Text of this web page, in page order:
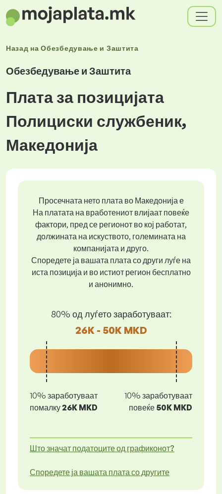
Назад наОбезбедување и Заштита
Обезбедување и Заштита
Плата за позицијата
Полициски службеник,
Македонија
Просечната нето плата во Македонија е
На платата на вработениот влијаат повеќе
фактори, пред се регионот во кој работат,
должината на искуството, големината на
компанијата и друго.
Споредете ја вашата плата со други луѓе на
иста позиција и во истиот регион бесплатно
и анонимно.
80% од луѓето заработуваат:
26K - 50K MKD
10% заработуваат
помалку26K MKD
10% заработуваат
повеќе 50K MKD
Што значат податоците од графиконот?
Споредете ја вашата плата со другите